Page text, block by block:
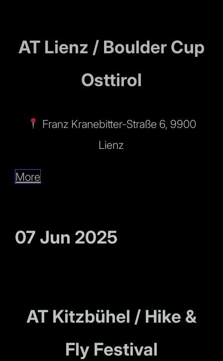
AT Lienz / Boulder Cup
Osttirol
Franz Kranebitter-Straße 6, 9900
Lienz
More
07 Jun 2025
AT Kitzbühel / Hike &
Fly Festival